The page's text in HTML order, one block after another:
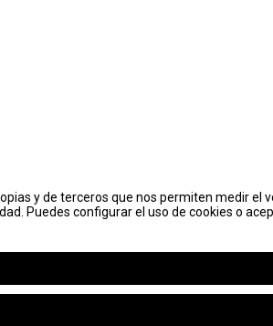
y de terceros que nos permiten medir el
Puedes configurar el uso de cookies o